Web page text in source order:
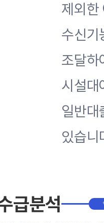
제외한
수신기
조달하
시설대
일반대
있습니
급분석